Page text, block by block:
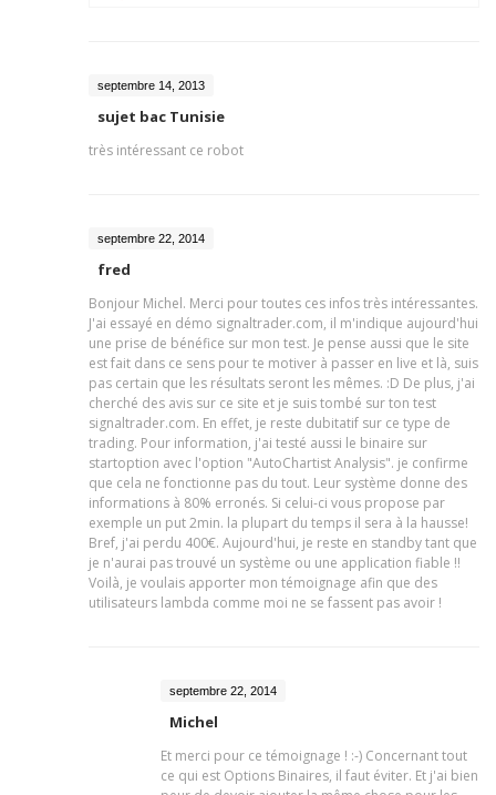
septembre 14, 2013
sujet bac Tunisie
très intéressant ce robot
septembre 22, 2014
fred
Bonjour Michel. Merci pour toutes ces infos très intéressantes.
J'ai essayé en démo signaltrader.com, il m'indique aujourd'hui
une prise de bénéfice sur mon test. Je pense aussi que le site
est fait dans ce sens pour te motiver à passer en live et là, suis
pas certain que les résultats seront les mêmes. :D De plus, j'ai
cherché des avis sur ce site et je suis tombé sur ton test
signaltrader.com. En effet, je reste dubitatif sur ce type de
trading. Pour information, j'ai testé aussi le binaire sur
startoption avec l'option "AutoChartist Analysis". je confirme
que cela ne fonctionne pas du tout. Leur système donne des
informations à 80% erronés. Si celui-ci vous propose par
exemple un put 2min. la plupart du temps il sera à la hausse!
Bref, j'ai perdu 400€. Aujourd'hui, je reste en standby tant que
je n'aurai pas trouvé un système ou une application fiable !!
Voilà, je voulais apporter mon témoignage afin que des
utilisateurs lambda comme moi ne se fassent pas avoir !
septembre 22, 2014
Michel
Et merci pour ce témoignage ! :-) Concernant tout
ce qui est Options Binaires, il faut éviter. Et j'ai bien